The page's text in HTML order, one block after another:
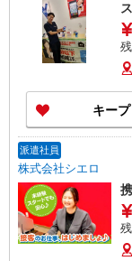
+
万円
ィブ
キープ
派遣社員
株式会社シエロ
+